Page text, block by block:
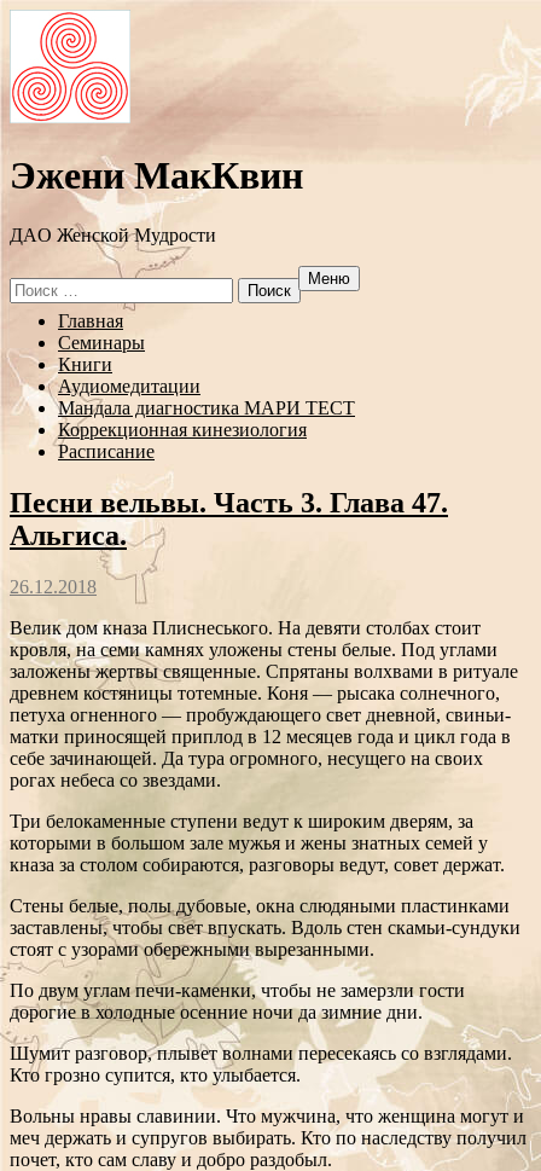
Эжени МакКвин
ДAO Женской Мудрости
Search
for:
Меню
Перейти
содержанию
Главная
Семинары
Книги
Аудиомедитации
Мандала диагностика МАРИ ТЕСТ
Коррекционная кинезиология
Расписание
Песни вельвы. Часть 3. Глава 47.
Альгиса.
26.12.2018
Велик дом кназа Плиснеського. На девяти столбах стоит
кровля, на семи камнях уложены стены белые. Под углами
заложены жертвы священные. Спрятаны волхвами в ритуале
древнем костяницы тотемные. Коня — рысака солнечного,
петуха огненного — пробуждающего свет дневной, свиньи-
матки приносящей приплод в 12 месяцев года и цикл года в
себе зачинающей. Да тура огромного, несущего на своих
рогах небеса со звездами.
Три белокаменные ступени ведут к широким дверям, за
которыми в большом зале мужья и жены знатных семей у
кназа за столом собираются, разговоры ведут, совет держат.
Стены белые, полы дубовые, окна слюдяными пластинками
заставлены, чтобы свет впускать. Вдоль стен скамьи-сундуки
стоят с узорами обережными вырезанными.
По двум углам печи-каменки, чтобы не замерзли гости
дорогие в холодные осенние ночи да зимние дни.
Шумит разговор, плывет волнами пересекаясь со взглядами.
Кто грозно супится, кто улыбается.
Вольны нравы славинии. Что мужчина, что женщина могут и
меч держать и супругов выбирать. Кто по наследству получил
почет, кто сам славу и добро раздобыл.